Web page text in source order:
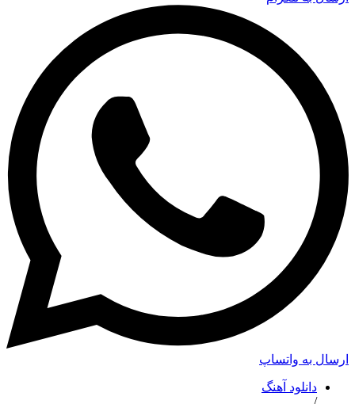
ارسال به واتساپ
دانلود آهنگ
/